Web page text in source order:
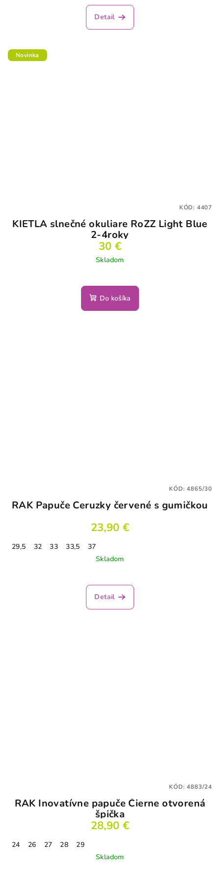
Detail
Novinka
KIETLA slnečné okuliare RoZZ Light Blue
2-4roky
30 €
Skladom
Do košíka
KÓD: 4407
RAK Papuče Ceruzky červené s gumičkou
23,90 €
29,5 32 33 33,5
37
Skladom
Detail
KÓD:4865/30
RAK Inovatívne papuče Čierne otvorená
špička
28,90 €
24 26 27 28
29
Skladom
KÓD:4883/24